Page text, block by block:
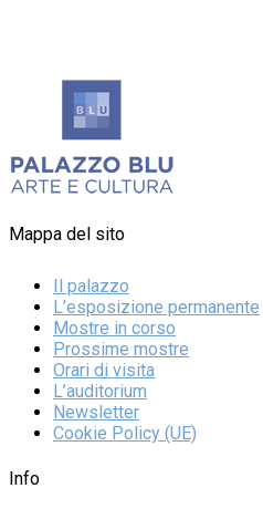
Mappa del sito
Il palazzo
L’esposizione permanente
Mostre in corso
Prossime mostre
Orari di visita
L’auditorium
Newsletter
Cookie Policy (UE)
Info